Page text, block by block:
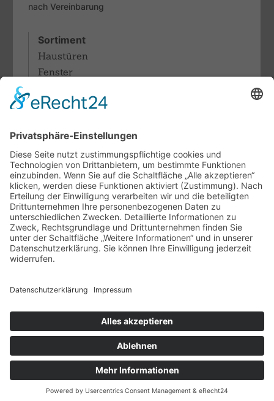
nach Vereinbarung
Sortiment
Haustüren
Fenster
Rollläden
Lamellendächer
Pergolamarkisen
Fachthemen
Indoor-Living meets Outdoor-Living
Terrassendächer von Brustor
Klappläden- / Fensterläden aus
Aluminium
Unternehmen
Ausstellung
Startseite Impressum Datenschutzerklärung